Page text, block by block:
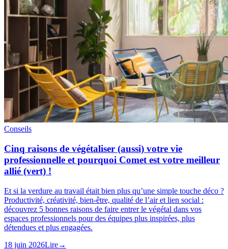
Conseils
Cinq raisons de végétaliser (aussi) votre vie
professionnelle et pourquoi Comet est votre meilleur
allié (vert) !
Et si la verdure au travail était bien plus qu’une simple touche déco ?
Productivité, créativité, bien-être, qualité de l’air et lien social :
découvrez 5 bonnes raisons de faire entrer le végétal dans vos
espaces professionnels pour des équipes plus inspirées, plus
détendues et plus engagées.
18 juin 2026Lire→